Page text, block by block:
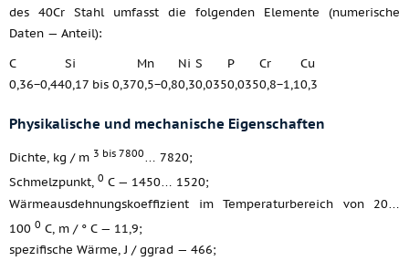
des 40Cr Stahl umfasst die folgenden Elemente (numerische
Daten — Anteil):
C
Si Mn Ni S P Cr
Cu
0,36−0,440,17 bis 0,370,5−0,80,30,0350,0350,8−1,10,3
Physikalische und mechanische Eigenschaften
Dichte, kg / m 3 bis 7800… 7820;
Schmelzpunkt, 0 C — 1450… 1520;
Wärmeausdehnungskoeffizient im Temperaturbereich von 20…
100 0 C, m / ° C — 11,9;
spezifische Wärme, J / ggrad — 466;